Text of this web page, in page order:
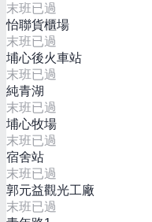
末班已過
怡聯貨櫃場
末班已過
埔心後火車站
末班已過
純青湖
末班已過
埔心牧場
末班已過
宿舍站
末班已過
郭元益觀光工廠
末班已過